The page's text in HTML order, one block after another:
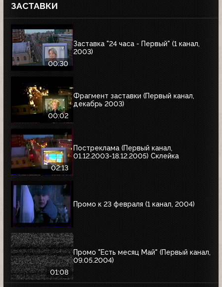
ЗАСТАВКИ
00:30
Заставка "24 часа - Первый" (1 канал,
2003)
00:02
Фрагмент заставки (Первый канал,
декабрь 2003)
02:13
Постреклама (Первый канал,
01.12.2003-18.12.2005) Склейка
Промо к 23 февраля (1 канал, 2004)
01:08
Промо "Есть месяц Май" (Первый канал,
09.05.2004)